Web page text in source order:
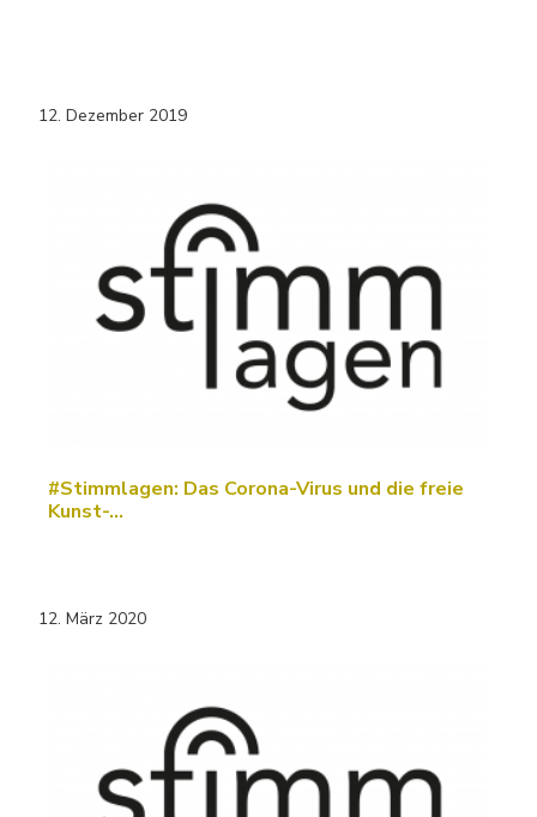
12. Dezember 2019
#Stimmlagen: Das Corona-Virus und die freie
Kunst-…
12. März 2020